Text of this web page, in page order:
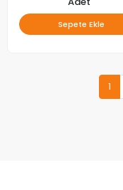
Sepete Ekle
1